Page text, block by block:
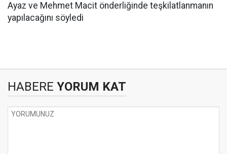
Ayaz ve Mehmet Macit önderliğinde teşkilatlanmanın
yapılacağını söyledi
HABERE YORUM KAT